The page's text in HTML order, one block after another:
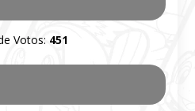
Votos: 451